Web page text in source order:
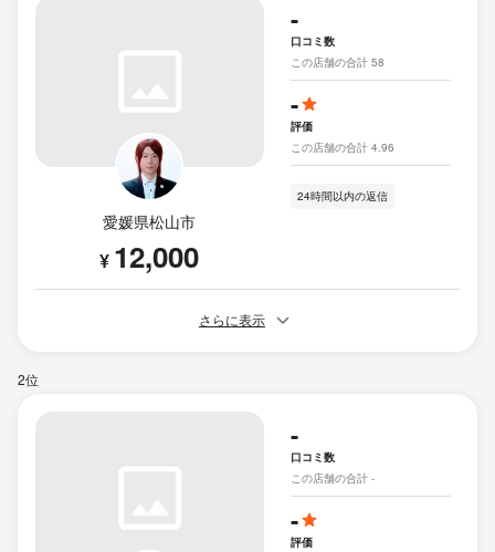
愛媛県松山市
¥ 12,000
-
口コミ数
この店舗の合計 58
-
評価
この店舗の合計 4.96
24時間以内の返信
さらに表示
2位
-
口コミ数
この店舗の合計 -
-
評価